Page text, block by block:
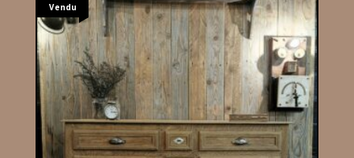
Vendu